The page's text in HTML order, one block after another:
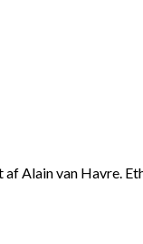
Alain van Havre.